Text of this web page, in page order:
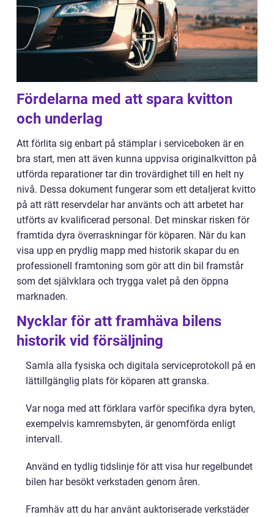
Fördelarna med att spara kvitton
och underlag
Att förlita sig enbart på stämplar i serviceboken är en
bra start, men att även kunna uppvisa originalkvitton på
utförda reparationer tar din trovärdighet till en helt ny
nivå. Dessa dokument fungerar som ett detaljerat kvitto
på att rätt reservdelar har använts och att arbetet har
utförts av kvalificerad personal. Det minskar risken för
framtida dyra överraskningar för köparen. När du kan
visa upp en prydlig mapp med historik skapar du en
professionell framtoning som gör att din bil framstår
som det självklara och trygga valet på den öppna
marknaden.
Nycklar för att framhäva bilens
historik vid försäljning
Samla alla fysiska och digitala serviceprotokoll på en
lättillgänglig plats för köparen att granska.
Var noga med att förklara varför specifika dyra byten,
exempelvis kamremsbyten, är genomförda enligt
intervall.
Använd en tydlig tidslinje för att visa hur regelbundet
bilen har besökt verkstaden genom åren.
Framhäv att du har använt auktoriserade verkstäder